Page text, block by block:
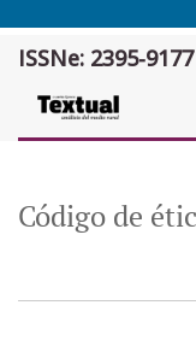
Código de ética
ISSNe: 2395-9177
Código de